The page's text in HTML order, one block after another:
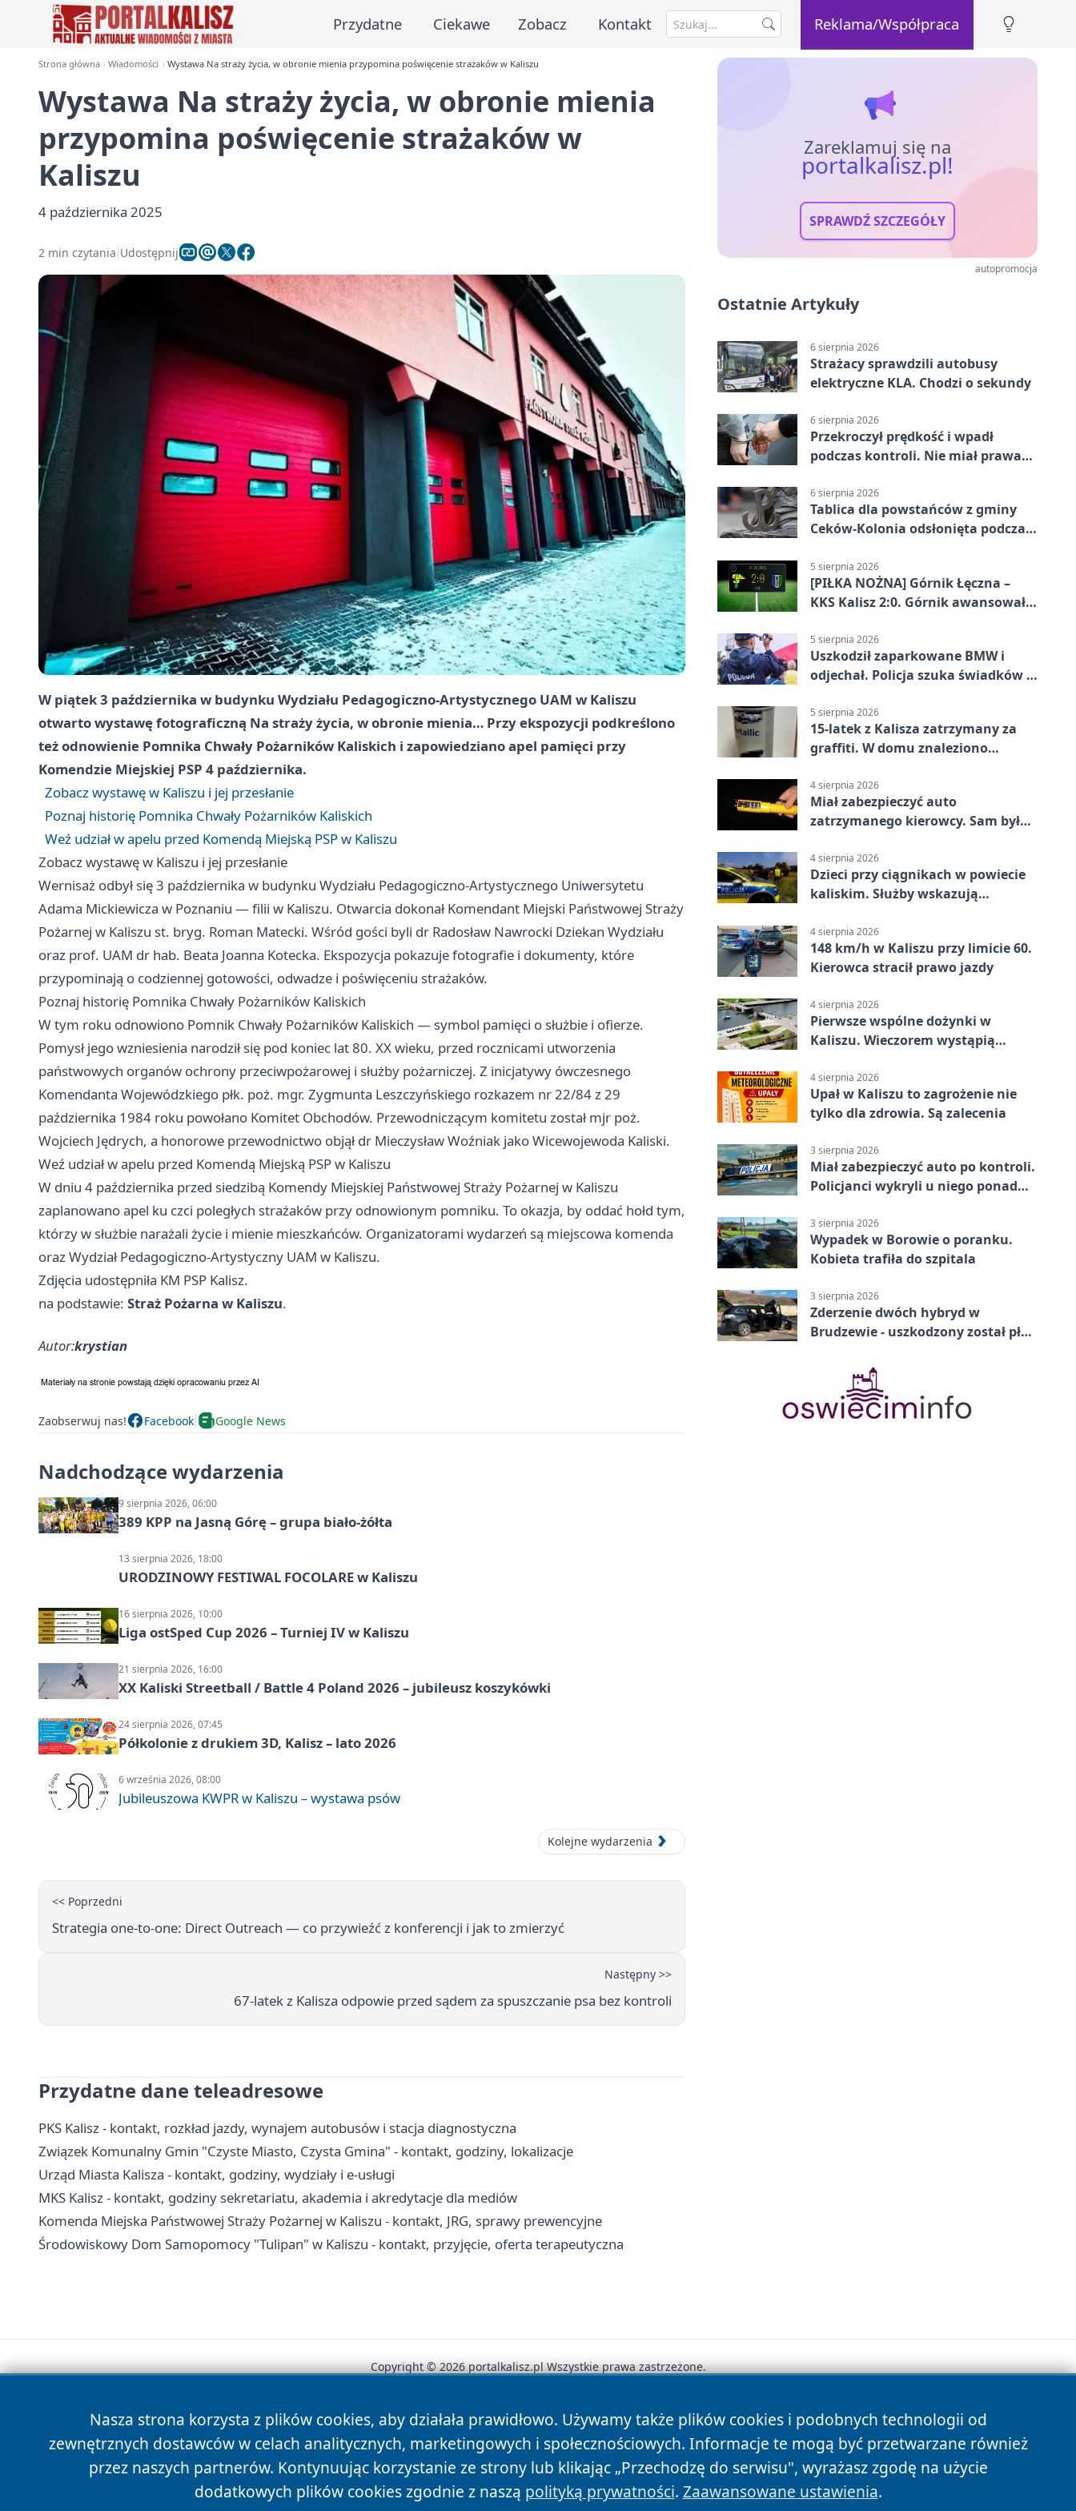
Przydatne Ciekawe Zobacz Kontakt Reklama/Współpraca
Strona główna Wiadomości Wystawa Na straży życia, w obronie mienia przypomina poświęcenie strażaków w Kaliszu
Wystawa Na straży życia, w obronie mienia
przypomina poświęcenie strażaków w
Kaliszu
4 października 2025
2 min czytania Udostępnij
W piątek 3 października w budynku Wydziału Pedagogiczno-Artystycznego UAM w Kaliszu
otwarto wystawę fotograficzną Na straży życia, w obronie mienia… Przy ekspozycji podkreślono
też odnowienie Pomnika Chwały Pożarników Kaliskich i zapowiedziano apel pamięci przy
Komendzie Miejskiej PSP 4 października.
Zobacz wystawę w Kaliszu i jej przesłanie
Poznaj historię Pomnika Chwały Pożarników Kaliskich
Weź udział w apelu przed Komendą Miejską PSP w Kaliszu
Zobacz wystawę w Kaliszu i jej przesłanie
Wernisaż odbył się 3 października w budynku Wydziału Pedagogiczno-Artystycznego Uniwersytetu
Adama Mickiewicza w Poznaniu — filii w Kaliszu. Otwarcia dokonał Komendant Miejski Państwowej Straży
Pożarnej w Kaliszu st. bryg. Roman Matecki. Wśród gości byli dr Radosław Nawrocki Dziekan Wydziału
oraz prof. UAM dr hab. Beata Joanna Kotecka. Ekspozycja pokazuje fotografie i dokumenty, które
przypominają o codziennej gotowości, odwadze i poświęceniu strażaków.
Poznaj historię Pomnika Chwały Pożarników Kaliskich
W tym roku odnowiono Pomnik Chwały Pożarników Kaliskich — symbol pamięci o służbie i ofierze.
Pomysł jego wzniesienia narodził się pod koniec lat 80. XX wieku, przed rocznicami utworzenia
państwowych organów ochrony przeciwpożarowej i służby pożarniczej. Z inicjatywy ówczesnego
Komendanta Wojewódzkiego płk. poż. mgr. Zygmunta Leszczyńskiego rozkazem nr 22/84 z 29
października 1984 roku powołano Komitet Obchodów. Przewodniczącym komitetu został mjr poż.
Wojciech Jędrych, a honorowe przewodnictwo objął dr Mieczysław Woźniak jako Wicewojewoda Kaliski.
Weź udział w apelu przed Komendą Miejską PSP w Kaliszu
W dniu 4 października przed siedzibą Komendy Miejskiej Państwowej Straży Pożarnej w Kaliszu
zaplanowano apel ku czci poległych strażaków przy odnowionym pomniku. To okazja, by oddać hołd tym,
którzy w służbie narażali życie i mienie mieszkańców. Organizatorami wydarzeń są miejscowa komenda
oraz Wydział Pedagogiczno-Artystyczny UAM w Kaliszu.
Zdjęcia udostępniła KM PSP Kalisz.
na podstawie: Straż Pożarna w Kaliszu.
Autor:krystian
Zaobserwuj nas! Facebook Google News
Nadchodzące wydarzenia
9 sierpnia 2026, 06:00
389 KPP na Jasną Górę – grupa biało-żółta
13 sierpnia 2026, 18:00
URODZINOWY FESTIWAL FOCOLARE w Kaliszu
16 sierpnia 2026, 10:00
Liga ostSped Cup 2026 – Turniej IV w Kaliszu
21 sierpnia 2026, 16:00
XX Kaliski Streetball / Battle 4 Poland 2026 – jubileusz koszykówki
24 sierpnia 2026, 07:45
Półkolonie z drukiem 3D, Kalisz – lato 2026
6 września 2026, 08:00
Jubileuszowa KWPR w Kaliszu – wystawa psów
Kolejne wydarzenia
<< Poprzedni
Strategia one-to-one: Direct Outreach — co przywieźć z konferencji i jak to zmierzyć
Następny >>
67-latek z Kalisza odpowie przed sądem za spuszczanie psa bez kontroli
Przydatne dane teleadresowe
PKS Kalisz - kontakt, rozkład jazdy, wynajem autobusów i stacja diagnostyczna
Związek Komunalny Gmin "Czyste Miasto, Czysta Gmina" - kontakt, godziny, lokalizacje
Urząd Miasta Kalisza - kontakt, godziny, wydziały i e-usługi
MKS Kalisz - kontakt, godziny sekretariatu, akademia i akredytacje dla mediów
Komenda Miejska Państwowej Straży Pożarnej w Kaliszu - kontakt, JRG, sprawy prewencyjne
Środowiskowy Dom Samopomocy "Tulipan" w Kaliszu - kontakt, przyjęcie, oferta terapeutyczna
Zareklamuj się na
portalkalisz.pl!
SPRAWDŹ SZCZEGÓŁY
autopromocja
Ostatnie Artykuły
6 sierpnia 2026
Strażacy sprawdzili autobusy
elektryczne KLA. Chodzi o sekundy
6 sierpnia 2026
Przekroczył prędkość i wpadł
podczas kontroli. Nie miał prawa
6 sierpnia 2026
Tablica dla powstańców z gminy
Ceków-Kolonia odsłonięta podczas
5 sierpnia 2026
[PIŁKA NOŻNA] Górnik Łęczna –
KKS Kalisz 2:0. Górnik awansował
5 sierpnia 2026
Uszkodził zaparkowane BMW i
odjechał. Policja szuka świadków w
5 sierpnia 2026
15-latek z Kalisza zatrzymany za
graffiti. W domu znaleziono
4 sierpnia 2026
Miał zabezpieczyć auto
zatrzymanego kierowcy. Sam był
4 sierpnia 2026
Dzieci przy ciągnikach w powiecie
kaliskim. Służby wskazują
4 sierpnia 2026
148 km/h w Kaliszu przy limicie 60.
Kierowca stracił prawo jazdy
4 sierpnia 2026
Pierwsze wspólne dożynki w
Kaliszu. Wieczorem wystąpią
4 sierpnia 2026
Upał w Kaliszu to zagrożenie nie
tylko dla zdrowia. Są zalecenia
3 sierpnia 2026
Miał zabezpieczyć auto po kontroli.
Policjanci wykryli u niego ponad
3 sierpnia 2026
Wypadek w Borowie o poranku.
Kobieta trafiła do szpitala
3 sierpnia 2026
Zderzenie dwóch hybryd w
Brudzewie - uszkodzony został płot
Nasza strona korzysta z plików cookies, aby działała prawidłowo. Używamy także plików cookies i podobnych technologii od
zewnętrznych dostawców w celach analitycznych, marketingowych i społecznościowych. Informacje te mogą być przetwarzane również
przez naszych partnerów. Kontynuując korzystanie ze strony lub klikając „Przechodzę do serwisu", wyrażasz zgodę na użycie
dodatkowych plików cookies zgodnie z naszą polityką prywatności. Zaawansowane ustawienia.
Copyright © 2026 portalkalisz.pl Wszystkie prawa zastrzeżone.
News Autorzy Polityka Prywatności Polityka Cookies